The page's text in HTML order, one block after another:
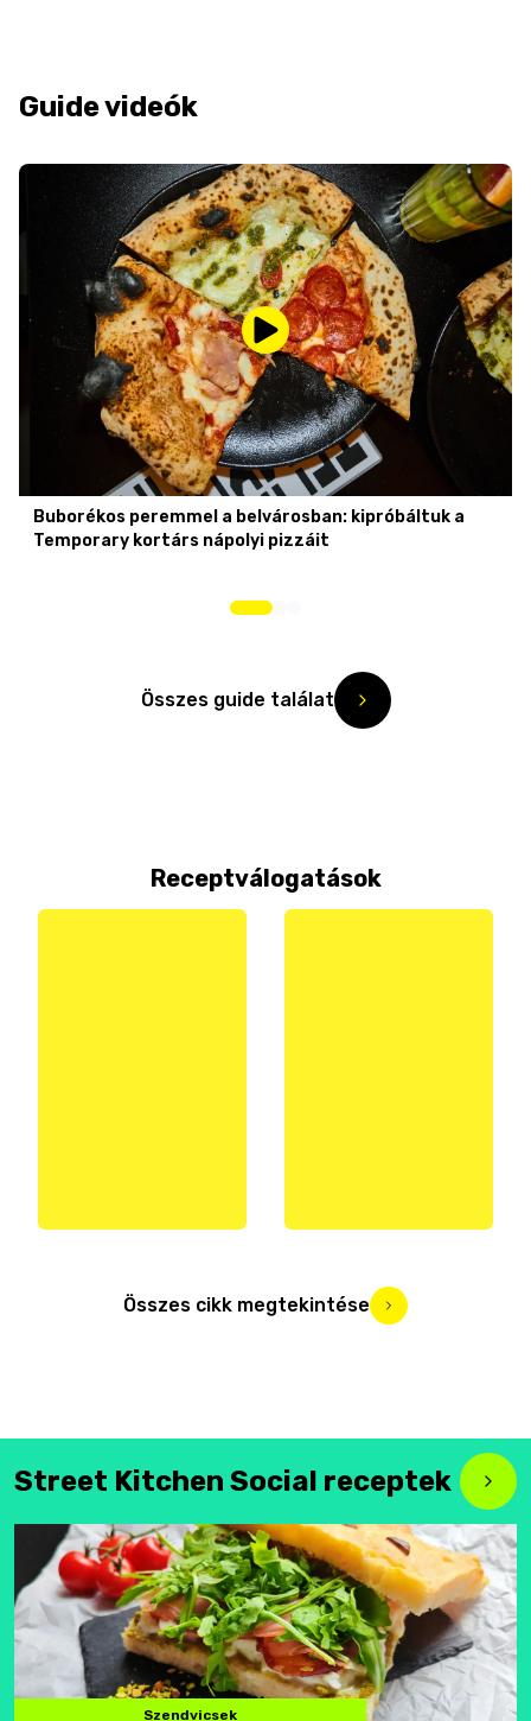
Guide videók
Buborékos peremmel a belvárosban: kipróbáltuk a
Temporary kortárs nápolyi pizzáit
Összes guide találat
Receptválogatások
Összes cikk megtekintése
Street Kitchen Social receptek
Szendvicsek